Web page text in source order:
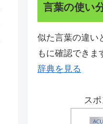
言葉の使い
似た言葉の違い
もに確認できま
辞典を見る
ス